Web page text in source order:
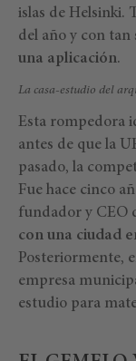
islas de Helsinki.
del año y con tan
una aplicación.
La casa-estudio del
Esta rompedora
antes de que la
pasado, la
Fue hace cinco
fundador y CEO
con una ciudad
Posteriormente,
empresa
estudio para